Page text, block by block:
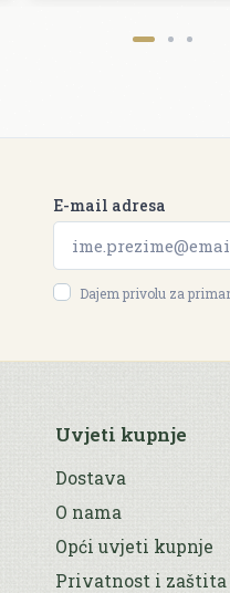
E-mail adresa
Dajem privolu za
Uvjeti kupnje
Dostava
O nama
Opći uvjeti kupnje
Privatnost i zaštita